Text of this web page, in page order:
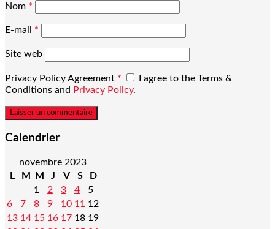
Nom *
E-mail *
Site web
Privacy Policy Agreement *
I agree to the Terms &
Conditions and Privacy Policy.
Calendrier
novembre 2023
L
M M J V S
D
1
2 3 4
5
6
7 8 9 10 11 12
13 14 15 16 17 18 19